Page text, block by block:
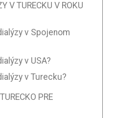
V TURECKU V ROKU
v Spojenom
v USA?
v Turecku?
PRE